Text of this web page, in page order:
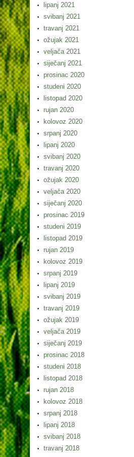
lipanj 2021
svibanj 2021
travanj 2021
ožujak 2021
veljača 2021
siječanj 2021
prosinac 2020
studeni 2020
listopad 2020
rujan 2020
kolovoz 2020
srpanj 2020
lipanj 2020
svibanj 2020
travanj 2020
ožujak 2020
veljača 2020
siječanj 2020
prosinac 2019
studeni 2019
listopad 2019
rujan 2019
kolovoz 2019
srpanj 2019
lipanj 2019
svibanj 2019
travanj 2019
ožujak 2019
veljača 2019
siječanj 2019
prosinac 2018
studeni 2018
listopad 2018
rujan 2018
kolovoz 2018
srpanj 2018
lipanj 2018
svibanj 2018
travanj 2018